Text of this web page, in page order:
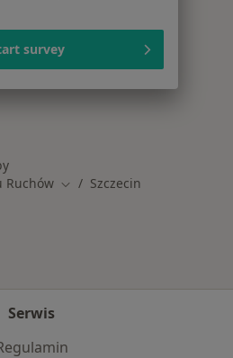
Ruchów Zmień miasto
Szczecin
Serwis
survey